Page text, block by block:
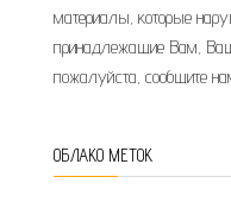
материалы, которые
принадлежащие Вам,
пожалуйста, сообщите
ОБЛАКО МЕТОК